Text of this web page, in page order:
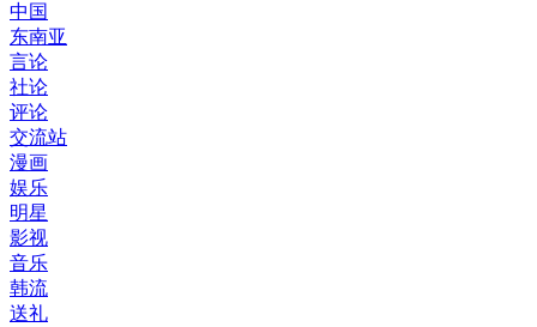
中国
东南亚
言论
社论
评论
交流站
漫画
娱乐
明星
影视
音乐
韩流
送礼